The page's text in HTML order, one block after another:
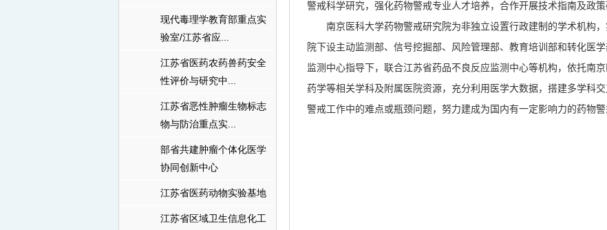
现代毒理学教育部重点实
验室/江苏省应...
江苏省医药农药兽药安全
性评价与研究中...
江苏省恶性肿瘤生物标志
物与防治重点实...
部省共建肿瘤个体化医学
协同创新中心
江苏省医药动物实验基地
江苏省区域卫生信息化工
警戒科学研究，强化药物警戒专业人才培养，合作开展技术指南及政策
南京医科大学药物警戒研究院为非独立设置行政建制的学术机构
院下设主动监测部、信号挖掘部、风险管理部、教育培训部和转化医
监测中心指导下，联合江苏省药品不良反应监测中心等机构，依托南
药学等相关学科及附属医院资源，充分利用医学大数据，搭建多学科
警戒工作中的难点或瓶颈问题，努力建成为国内有一定影响力的药物警